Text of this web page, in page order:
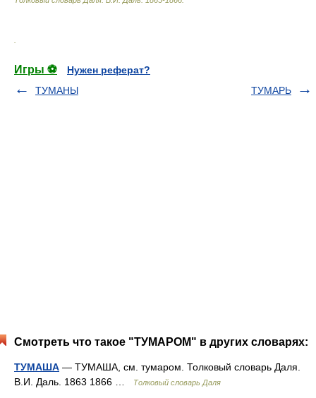
Игры ⚽
Нужен реферат?
ТУМАНЫ
ТУМАРЬ
Смотреть что такое "ТУМАРОМ" в других словарях:
ТУМАША — ТУМАША, см. тумаром. Толковый словарь Даля.
В.И. Даль. 1863 1866 …
Толковый словарь Даля